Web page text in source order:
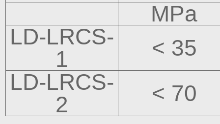
MPa
LD-LRCS-
1
< 35
LD-LRCS-
2
< 70